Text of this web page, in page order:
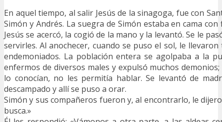
En aquel tiempo, al salir Jesús de la sinagoga, fue con
Simón y Andrés. La suegra de Simón estaba en cama
Jesús se acercó, la cogió de la mano y la levantó. Se le
servirles. Al anochecer, cuando se puso el sol, le
endemoniados. La población entera se agolpaba a la
enfermos de diversos males y expulsó muchos
lo conocían, no les permitía hablar. Se levantó de
descampado y allí se puso a orar.
Simón y sus compañeros fueron y, al encontrarlo, le
busca.»